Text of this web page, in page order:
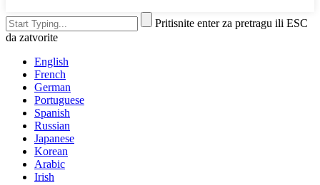
Pritisnite enter za pretragu ili ESC
da zatvorite
English
French
German
Portuguese
Spanish
Russian
Japanese
Korean
Arabic
Irish